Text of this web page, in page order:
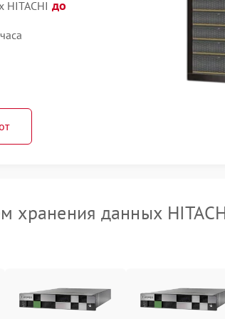
HITACHI до
хранения данных